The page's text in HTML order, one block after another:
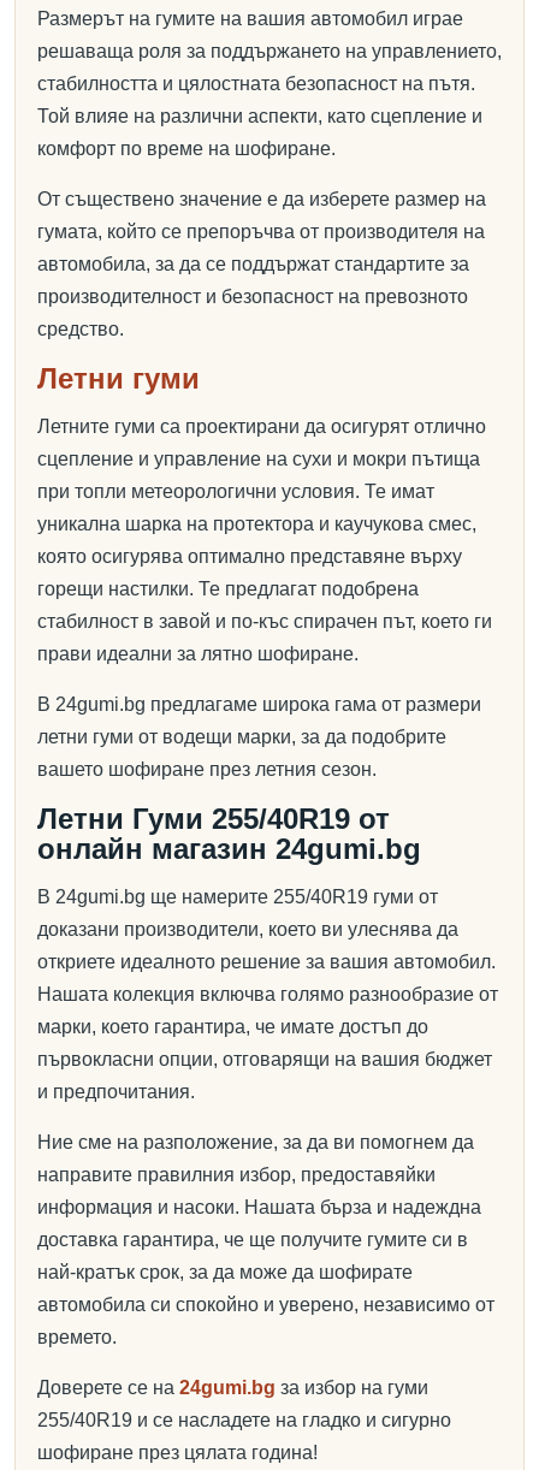
Размерът на гумите на вашия автомобил играе
решаваща роля за поддържането на управлението,
стабилността и цялостната безопасност на пътя.
Той влияе на различни аспекти, като сцепление и
комфорт по време на шофиране.
От съществено значение е да изберете размер на
гумата, който се препоръчва от производителя на
автомобила, за да се поддържат стандартите за
производителност и безопасност на превозното
средство.
Летни гуми
Летните гуми са проектирани да осигурят отлично
сцепление и управление на сухи и мокри пътища
при топли метеорологични условия. Те имат
уникална шарка на протектора и каучукова смес,
която осигурява оптимално представяне върху
горещи настилки. Те предлагат подобрена
стабилност в завой и по-къс спирачен път, което ги
прави идеални за лятно шофиране.
В 24gumi.bg предлагаме широка гама от размери
летни гуми от водещи марки, за да подобрите
вашето шофиране през летния сезон.
Летни Гуми 255/40R19 от
онлайн магазин 24gumi.bg
В 24gumi.bg ще намерите 255/40R19 гуми от
доказани производители, което ви улеснява да
откриете идеалното решение за вашия автомобил.
Нашата колекция включва голямо разнообразие от
марки, което гарантира, че имате достъп до
първокласни опции, отговарящи на вашия бюджет
и предпочитания.
Ние сме на разположение, за да ви помогнем да
направите правилния избор, предоставяйки
информация и насоки. Нашата бърза и надеждна
доставка гарантира, че ще получите гумите си в
най-кратък срок, за да може да шофирате
автомобила си спокойно и уверено, независимо от
времето.
Доверете се на 24gumi.bg за избор на гуми
255/40R19 и се насладете на гладко и сигурно
шофиране през цялата година!